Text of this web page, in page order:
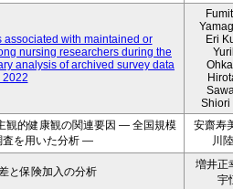
associated with maintained or
nursing researchers during the
analysis of archived survey data
2022
Eri
Shiori
観的健康観の関連要因 ― 全国規模
査を用いた分析 ―
安齋寿
川
と保険加入の分析
増井正
宇